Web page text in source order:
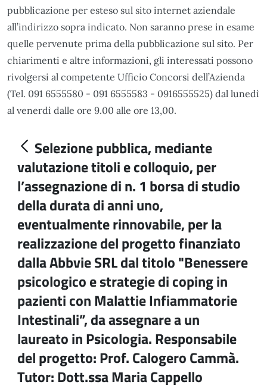
pubblicazione per esteso sul sito internet aziendale
all’indirizzo sopra indicato. Non saranno prese in esame
quelle pervenute prima della pubblicazione sul sito. Per
chiarimenti e altre informazioni, gli interessati possono
rivolgersi al competente Ufficio Concorsi dell’Azienda
(Tel. 091 6555580 - 091 6555583 - 0916555525) dal lunedì
al venerdì dalle ore 9.00 alle ore 13,00.
Selezione pubblica, mediante
valutazione titoli e colloquio, per
l’assegnazione di n. 1 borsa di studio
della durata di anni uno,
eventualmente rinnovabile, per la
realizzazione del progetto finanziato
dalla Abbvie SRL dal titolo "Benessere
psicologico e strategie di coping in
pazienti con Malattie Infiammatorie
Intestinali”, da assegnare a un
laureato in Psicologia. Responsabile
del progetto: Prof. Calogero Cammà.
Tutor: Dott.ssa Maria Cappello